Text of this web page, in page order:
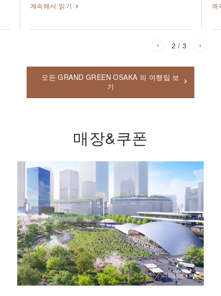
계속해서 읽기 계
2 / 3
모든 GRAND GREEN OSAKA 의 여행팁 보
기
매장&쿠폰